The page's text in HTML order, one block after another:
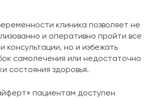
клиника позволяет не
и оперативно пройти все
консультации, но и избежать
самолечения или недостаточно
состояния здоровья.
пациентам доступен